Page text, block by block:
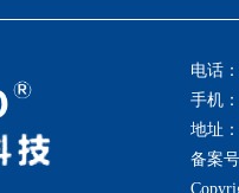
电话
手机
地址
备案号